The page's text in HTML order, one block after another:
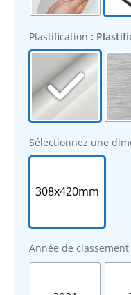
Plastification :
Sélectionnez une
308x420mm
Année de classement